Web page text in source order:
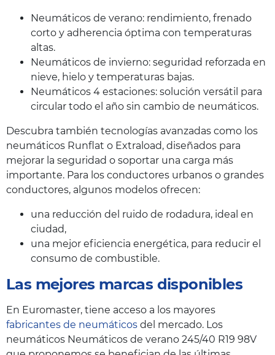
Neumáticos de verano: rendimiento, frenado
corto y adherencia óptima con temperaturas
altas.
Neumáticos de invierno: seguridad reforzada en
nieve, hielo y temperaturas bajas.
Neumáticos 4 estaciones: solución versátil para
circular todo el año sin cambio de neumáticos.
Descubra también tecnologías avanzadas como los
neumáticos Runflat o Extraload, diseñados para
mejorar la seguridad o soportar una carga más
importante. Para los conductores urbanos o grandes
conductores, algunos modelos ofrecen:
una reducción del ruido de rodadura, ideal en
ciudad,
una mejor eficiencia energética, para reducir el
consumo de combustible.
Las mejores marcas disponibles
En Euromaster, tiene acceso a los mayores
fabricantes de neumáticos del mercado. Los
neumáticos Neumáticos de verano 245/40 R19 98V